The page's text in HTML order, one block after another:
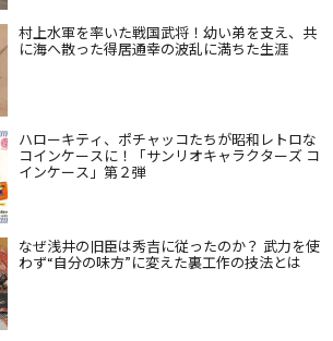
村上水軍を率いた戦国武将！幼い弟を支え、共
に海へ散った得居通幸の波乱に満ちた生涯
ハローキティ、ポチャッコたちが昭和レトロな
コインケースに！「サンリオキャラクターズ コ
インケース」第２弾
なぜ浅井の旧臣は秀吉に従ったのか？ 武力を使
わず“自分の味方”に変えた裏工作の技法とは